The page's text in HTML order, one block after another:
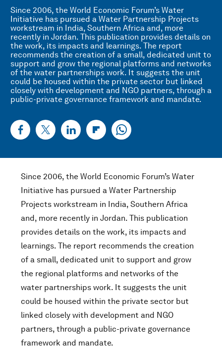
Since 2006, the World Economic Forum’s Water
Initiative has pursued a Water Partnership Projects
workstream in India, Southern Africa and, more
recently in Jordan. This publication provides details on
the work, its impacts and learnings. The report
recommends the creation of a small, dedicated unit to
support and grow the regional platforms and networks
of the water partnerships work. It suggests the unit
could be housed within the private sector but linked
closely with development and NGO partners, through a
public-private governance framework and mandate.
Since 2006, the World Economic Forum’s Water
Initiative has pursued a Water Partnership
Projects workstream in India, Southern Africa
and, more recently in Jordan. This publication
provides details on the work, its impacts and
learnings. The report recommends the creation
of a small, dedicated unit to support and grow
the regional platforms and networks of the
water partnerships work. It suggests the unit
could be housed within the private sector but
linked closely with development and NGO
partners, through a public-private governance
framework and mandate.